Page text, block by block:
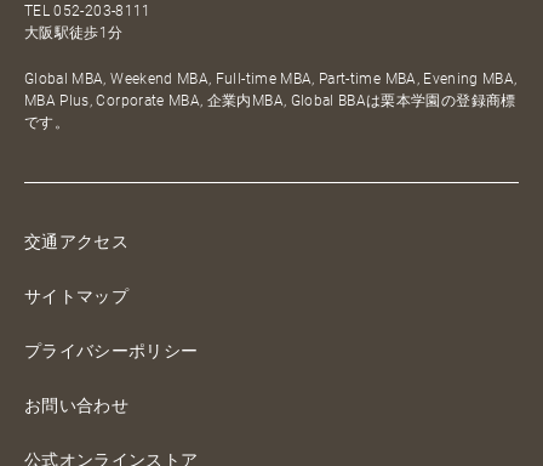
TEL052-203-8111
大阪駅徒歩1分
Global MBA, Weekend MBA, Full-time MBA, Part-time MBA, Evening MBA,
MBA Plus, Corporate MBA, 企業内MBA, Global BBAは栗本学園の登録商標
です。
交通アクセス
サイトマップ
プライバシーポリシー
お問い合わせ
公式オンラインストア